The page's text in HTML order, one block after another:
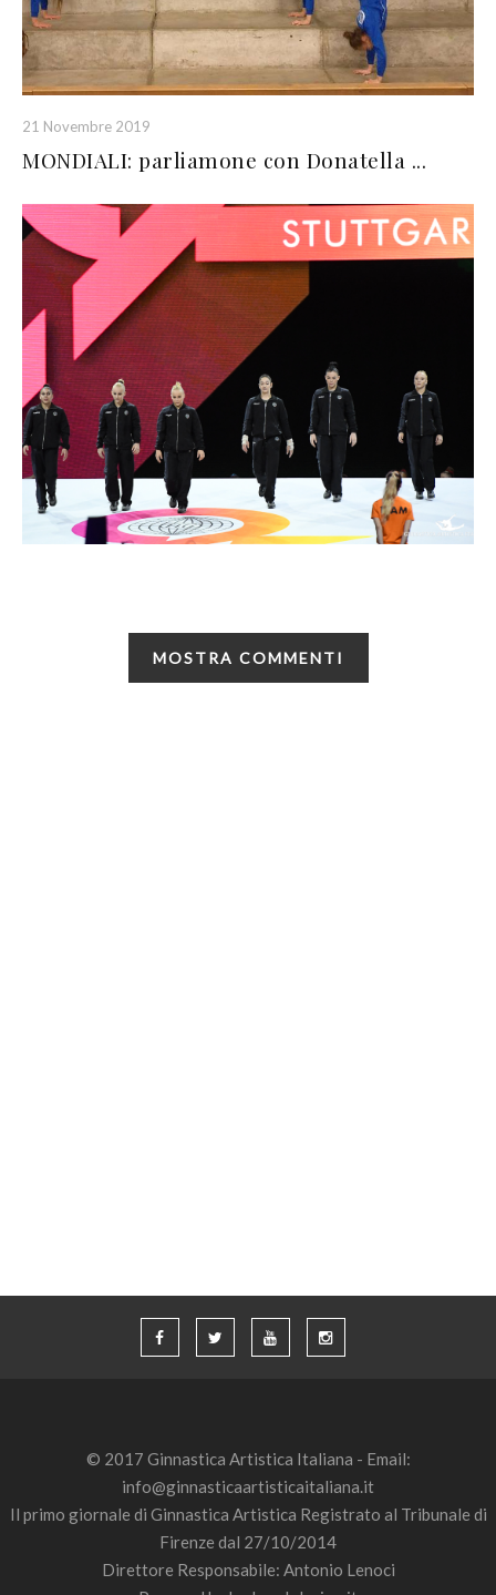
21 Novembre 2019
MONDIALI: parliamone con Donatella ...
MOSTRA COMMENTI
© 2017 Ginnastica Artistica Italiana - Email:
info@ginnasticaartisticaitaliana.it
Il primo giornale di Ginnastica Artistica Registrato al Tribunale di
Firenze dal 27/10/2014
Direttore Responsabile: Antonio Lenoci